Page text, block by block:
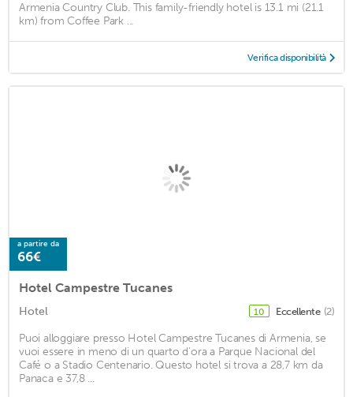
Armenia Country Club. This family-friendly hotel is 13.1 mi (21.1
km) from Coffee Park ...
Verifica disponibilità
a partire da
66€
Hotel Campestre Tucanes
Hotel 10 Eccellente (2)
Puoi alloggiare presso Hotel Campestre Tucanes di Armenia, se
vuoi essere in meno di un quarto d'ora a Parque Nacional del
Café o a Stadio Centenario. Questo hotel si trova a 28,7 km da
Panaca e 37,8 ...